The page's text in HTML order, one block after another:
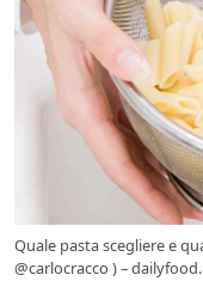
Quale pasta scegliere e
@carlocracco ) –